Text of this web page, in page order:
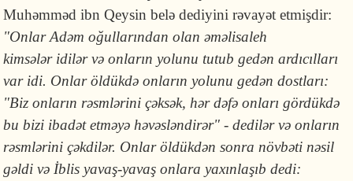
Muhəmməd ibn Qeysin belə dediyini rəvayət etmişdir:
"Onlar Adəm oğullarından olan əməlisaleh
kimsələr idilər və onların yolunu tutub gedən ardıcılları
var idi. Onlar öldükdə onların yolunu gedən dostları:
"Biz onların rəsmlərini çəksək, hər dəfə onları gördükdə
bu bizi ibadət etməyə həvəsləndirər" - dedilər və onların
rəsmlərini çəkdilər. Onlar öldükdən sonra növbəti nəsil
gəldi və İblis yavaş-yavaş onlara yaxınlaşıb dedi: